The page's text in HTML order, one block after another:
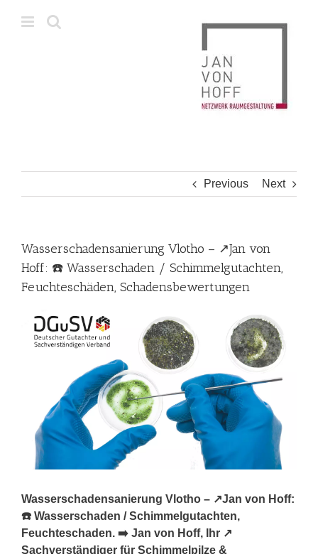
Previous Next
Wasserschadensanierung Vlotho – ↗️Jan von
Hoff: ☎️ Wasserschaden / Schimmelgutachten,
Feuchteschäden, Schadensbewertungen
Wasserschadensanierung Vlotho – ↗️Jan von Hoff:
☎️ Wasserschaden / Schimmelgutachten,
Feuchteschaden. ➡️ Jan von Hoff, Ihr ↗️
Sachverständiger für Schimmelpilze &